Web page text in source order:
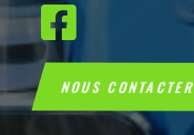

NOUS CONTACTER